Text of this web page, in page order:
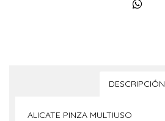
DESCRIPCIÓN
ALICATE PINZA MULTIUSO